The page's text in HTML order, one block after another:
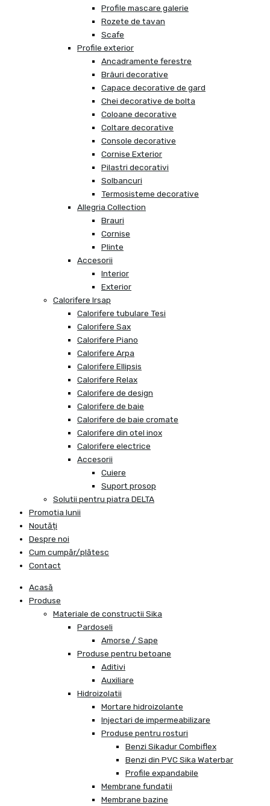
Profile mascare galerie
Rozete de tavan
Scafe
Profile exterior
Ancadramente ferestre
Brâuri decorative
Capace decorative de gard
Chei decorative de bolta
Coloane decorative
Coltare decorative
Console decorative
Cornise Exterior
Pilastri decorativi
Solbancuri
Termosisteme decorative
Allegria Collection
Brauri
Cornise
Plinte
Accesorii
Interior
Exterior
Calorifere Irsap
Calorifere tubulare Tesi
Calorifere Sax
Calorifere Piano
Calorifere Arpa
Calorifere Ellipsis
Calorifere Relax
Calorifere de design
Calorifere de baie
Calorifere de baie cromate
Calorifere din otel inox
Calorifere electrice
Accesorii
Cuiere
Suport prosop
Solutii pentru piatra DELTA
Promotia lunii
Noutăți
Despre noi
Cum cumpăr/plătesc
Contact
Acasă
Produse
Materiale de constructii Sika
Pardoseli
Amorse / Sape
Produse pentru betoane
Aditivi
Auxiliare
Hidroizolatii
Mortare hidroizolante
Injectari de impermeabilizare
Produse pentru rosturi
Benzi Sikadur Combiflex
Benzi din PVC Sika Waterbar
Profile expandabile
Membrane fundatii
Membrane bazine